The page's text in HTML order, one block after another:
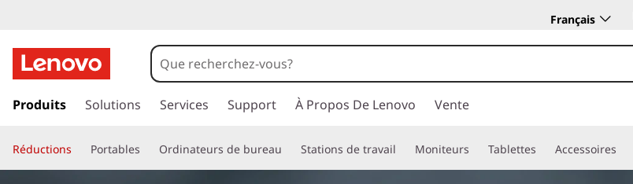
h
n
k
Français
a
e
r
Produits Solutions Services Support À Propos De Lenovo Vente
Réductions Portables Ordinateurs de bureau Stations de travail Moniteurs Tablettes Accessoires